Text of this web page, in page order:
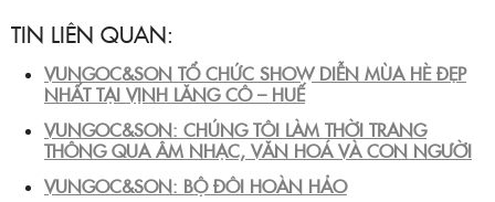
TIN LIÊN QUAN:
VUNGOC&SON TỔ CHỨC SHOW DIỄN MÙA HÈ ĐẸP
NHẤT TẠI VỊNH LĂNG CÔ – HUẾ
VUNGOC&SON: CHÚNG TÔI LÀM THỜI TRANG
THÔNG QUA ÂM NHẠC, VĂN HOÁ VÀ CON NGƯỜI
VUNGOC&SON: BỘ ĐÔI HOÀN HẢO